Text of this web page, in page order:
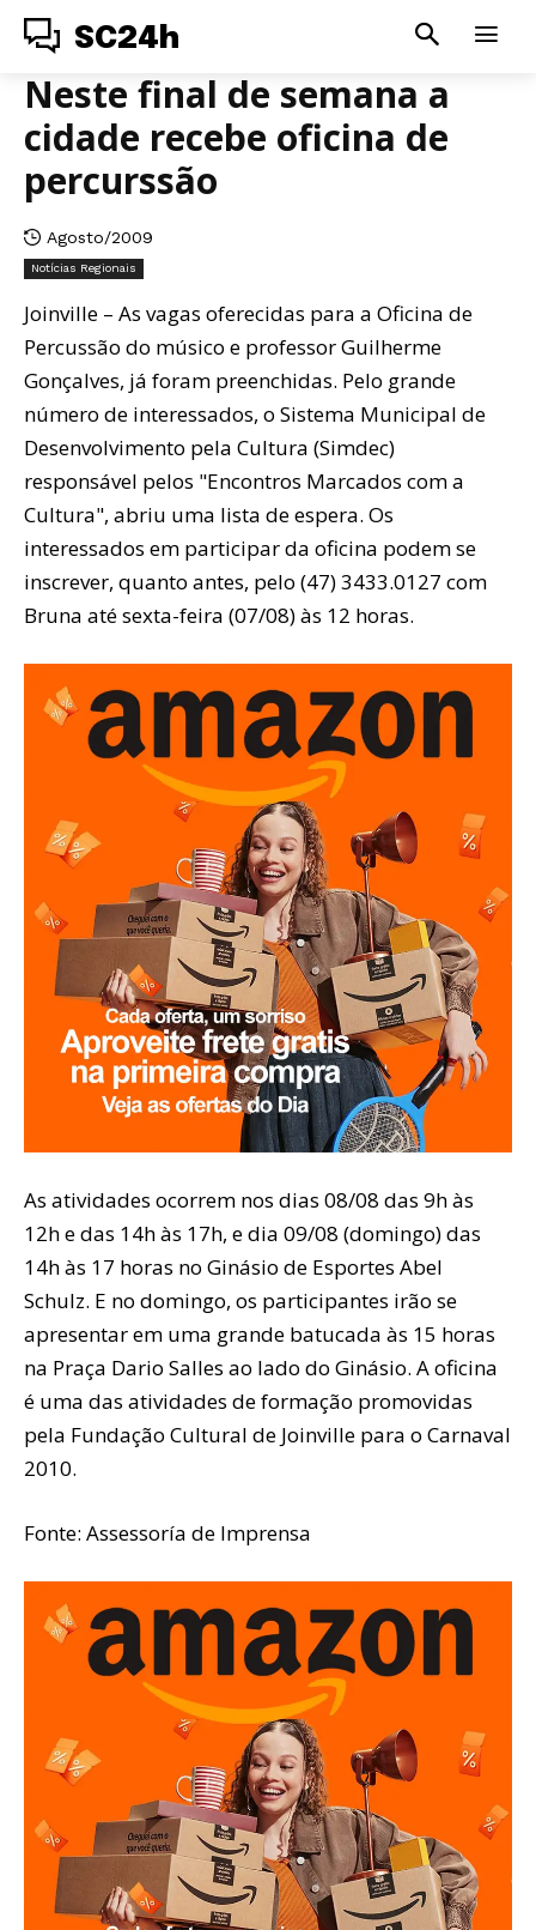
SC24h
Neste final de semana a
cidade recebe oficina de
percurssão
Agosto/2009
Notícias Regionais
Joinville – As vagas oferecidas para a Oficina de
Percussão do músico e professor Guilherme
Gonçalves, já foram preenchidas. Pelo grande
número de interessados, o Sistema Municipal de
Desenvolvimento pela Cultura (Simdec)
responsável pelos "Encontros Marcados com a
Cultura", abriu uma lista de espera. Os
interessados em participar da oficina podem se
inscrever, quanto antes, pelo (47) 3433.0127 com
Bruna até sexta-feira (07/08) às 12 horas.
As atividades ocorrem nos dias 08/08 das 9h às
12h e das 14h às 17h, e dia 09/08 (domingo) das
14h às 17 horas no Ginásio de Esportes Abel
Schulz. E no domingo, os participantes irão se
apresentar em uma grande batucada às 15 horas
na Praça Dario Salles ao lado do Ginásio. A oficina
é uma das atividades de formação promovidas
pela Fundação Cultural de Joinville para o Carnaval
2010.
Fonte: Assessoría de Imprensa